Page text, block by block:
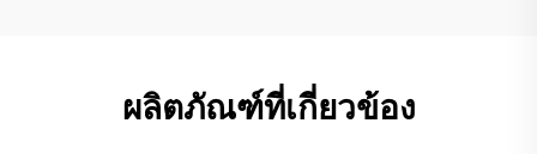
ผลิตภัณฑ์ที่เกี่ยวข้อง